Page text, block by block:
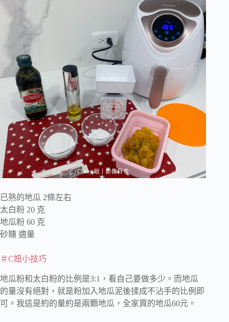
已熟的地瓜 2條左右
太白粉 20 克
地瓜粉 60 克
砂糖 適量
＃C妞小技巧
地瓜粉和太白粉的比例是3:1，看自己要做多少。而地瓜
的量沒有絕對，就是粉加入地瓜泥後揉成不沾手的比例即
可。我這是約的量約是兩顆地瓜，全家買的地瓜60元。